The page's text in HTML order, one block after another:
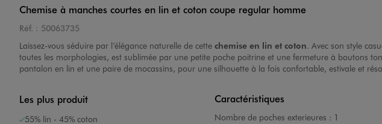
Image 5 sur 5
Chemise à manches courtes en lin et coton coupe regular homme
Réf. : 50063735
Laissez-vous séduire par l’élégance naturelle de cette chemise en lin et coton. Avec son style
toutes les morphologies, est sublimée par une petite poche poitrine et une fermeture à boutons
pantalon en lin et une paire de mocassins, pour une silhouette à la fois confortable, estivale et
Les plus produit
55% lin - 45% coton
Caractéristiques
Nombre de poches exterieures : 1